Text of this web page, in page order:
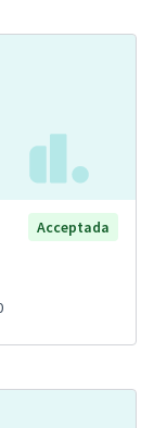
Acceptada